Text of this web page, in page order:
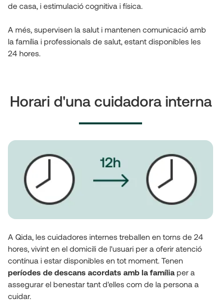
de casa, i estimulació cognitiva i física.
A més, supervisen la salut i mantenen comunicació amb
la família i professionals de salut, estant disponibles les
24 hores.
Horari d'una cuidadora interna
A Qida, les cuidadores internes treballen en torns de 24
hores, vivint en el domicili de l'usuari per a oferir atenció
contínua i estar disponibles en tot moment. Tenen
períodes de descans acordats amb la família per a
assegurar el benestar tant d'elles com de la persona a
cuidar.